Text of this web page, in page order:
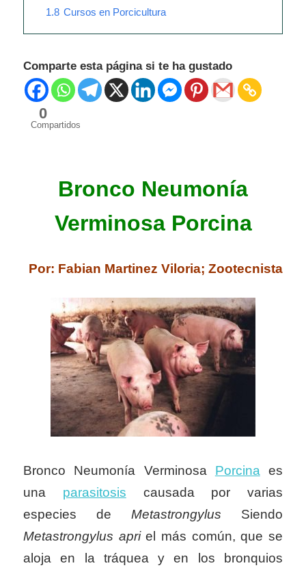
1.8 Cursos en Porcicultura
Comparte esta página si te ha gustado
0
Compartidos
Bronco Neumonía
Verminosa Porcina
Por: Fabian Martinez Viloria; Zootecnista
Bronco Neumonía Verminosa Porcina es
una parasitosis causada por varias
especies de Metastrongylus Siendo
Metastrongylus apriel más común, que se
aloja en la tráquea y en los bronquios